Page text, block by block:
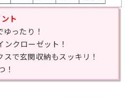
ト
ったり！
ンクローゼット！
スで玄関収納もスッキリ！
！